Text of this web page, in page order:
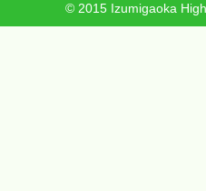
© 2015 Izumigaoka